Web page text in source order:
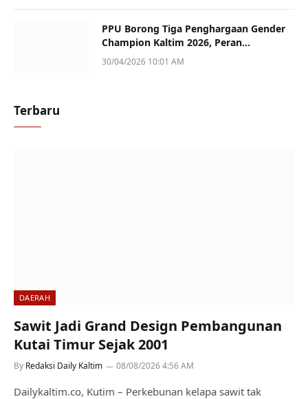
PPU Borong Tiga Penghargaan Gender
Champion Kaltim 2026, Peran
Perempuan Jadi Sorotan
30/04/2026 10:01 AM
Terbaru
DAERAH
Sawit Jadi Grand Design Pembangunan
Kutai Timur Sejak 2001
By Redaksi Daily Kaltim 08/08/2026 4:56 AM
Dailykaltim.co, Kutim – Perkebunan kelapa sawit tak